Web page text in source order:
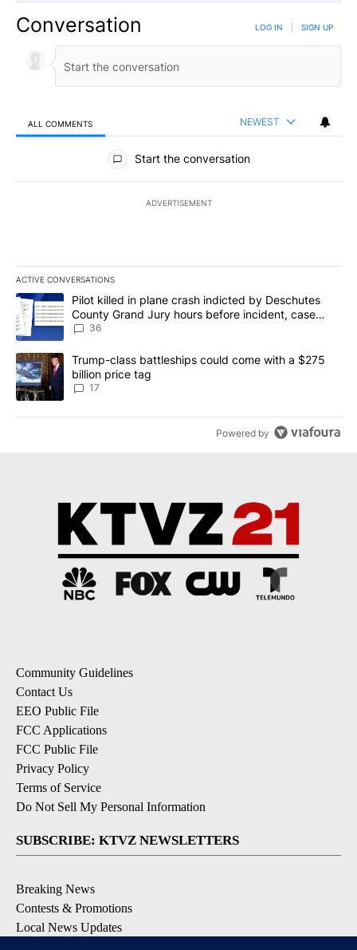
Conversation LOG IN SIGN UP
ALL COMMENTS NEWEST
All Comments
Start the conversation
ADVERTISEMENT
ACTIVE CONVERSATIONS
The following is a list of the most commented articles in the last
A trending article titled "Pilot killed in plane crash indicted by
Pilot killed in plane crash indicted by Deschutes
County Grand Jury hours before incident, case
dismissed following death
36
A trending article titled "Trump-class battleships could come
Trump-class battleships could come with a $275
billion price tag
17
Powered by
Community Guidelines
Contact Us
EEO Public File
FCC Applications
FCC Public File
Privacy Policy
Terms of Service
Do Not Sell My Personal Information
SUBSCRIBE: KTVZ NEWSLETTERS
Breaking News
Contests & Promotions
Local News Updates